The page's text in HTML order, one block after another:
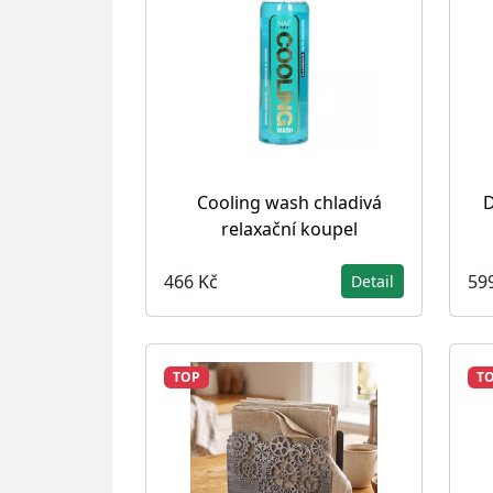
Cooling wash chladivá
relaxační koupel
466 Kč Detail
TOP